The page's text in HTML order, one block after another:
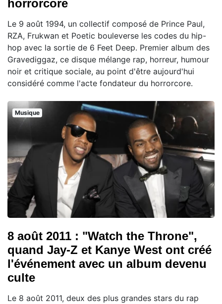
horrorcore
Le 9 août 1994, un collectif composé de Prince Paul,
RZA, Frukwan et Poetic bouleverse les codes du hip-
hop avec la sortie de 6 Feet Deep. Premier album des
Gravediggaz, ce disque mélange rap, horreur, humour
noir et critique sociale, au point d'être aujourd'hui
considéré comme l'acte fondateur du horrorcore.
Musique
8 août 2011 : "Watch the Throne",
quand Jay-Z et Kanye West ont créé
l'événement avec un album devenu
culte
Le 8 août 2011, deux des plus grandes stars du rap